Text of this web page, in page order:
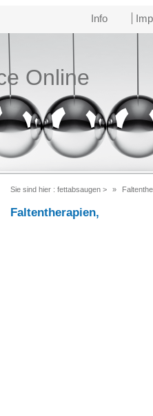
Info
Online
Sie sind hier : fettabsaugen >
Faltentherapien,